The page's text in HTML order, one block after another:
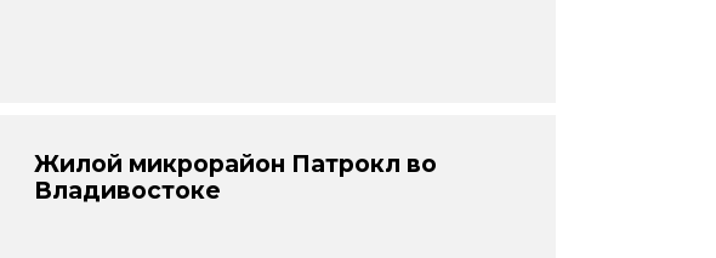
Жилой микрорайон Патрокл во
Владивостоке